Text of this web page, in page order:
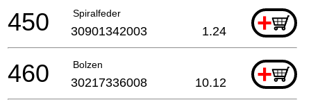
Spiralfeder +
450 30901342003 1.24
Bolzen +
460 30217336008 10.12